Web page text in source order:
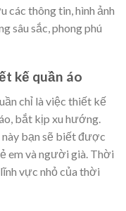
các thông tin, hình ảnh
sâu sắc, phong phú
kế quần áo
chỉ là việc thiết kế
bắt kịp xu hướng.
này bạn sẽ biết được
em và người già. Thời
vực nhỏ của thời